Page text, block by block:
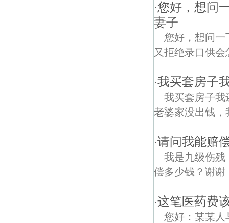
·您好，想问
妻子
您好，想问一
又拒绝录口供
·我买套房子
我买套房子我
老婆家没出钱，
·请问我能赔
我是九级伤残
偿多少钱？谢谢
·这笔医药费
您好：某某人